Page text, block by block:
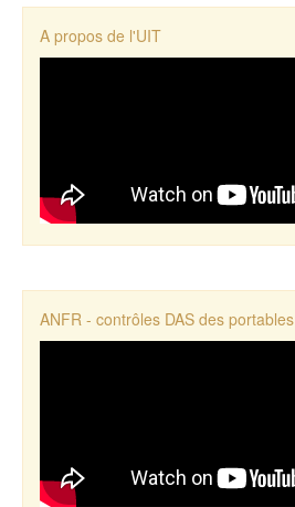
A propos de l'UIT
ANFR - contrôles DAS des portables